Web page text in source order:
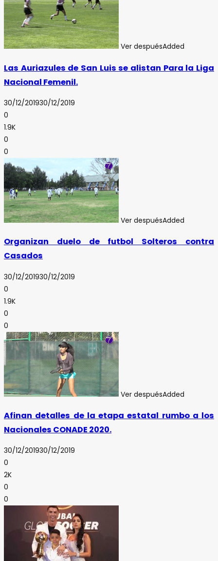
Ver despuésAdded
Las Auriazules de San Luis se alistan Para la Liga
Nacional Femenil.
30/12/201930/12/2019
0
1.9K
0
0
Ver despuésAdded
Organizan duelo de futbol Solteros contra
Casados
30/12/201930/12/2019
0
1.9K
0
0
Ver despuésAdded
Afinan detalles de la etapa estatal rumbo a los
Nacionales CONADE 2020.
30/12/201930/12/2019
0
2K
0
0